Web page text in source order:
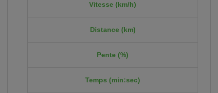
Vitesse (km/h)
Distance (km)
Pente (%)
Temps (min:sec)